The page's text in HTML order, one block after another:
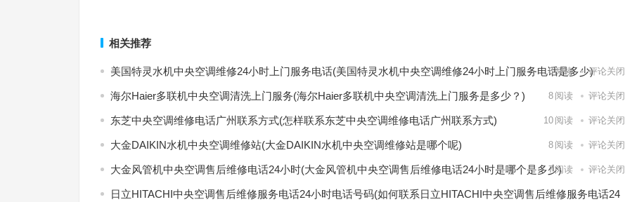
相关推荐
美国特灵水机中央空调维修24小时上门服务电话(美国特灵水机中央空调维修24小时上门服务电话是多少)
8阅读 评论关闭
海尔Haier多联机中央空调清洗上门服务(海尔Haier多联机中央空调清洗上门服务是多少？) 8 阅读 评论关闭
东芝中央空调维修电话广州联系方式(怎样联系东芝中央空调维修电话广州联系方式) 10 阅读 评论关闭
大金DAIKIN水机中央空调维修站(大金DAIKIN水机中央空调维修站是哪个呢) 8 阅读 评论关闭
大金风管机中央空调售后维修电话24小时(大金风管机中央空调售后维修电话24小时是哪个是多少)
7阅读 评论关闭
日立HITACHI中央空调售后维修服务电话24小时电话号码(如何联系日立HITACHI中央空调售后维修服务电话24